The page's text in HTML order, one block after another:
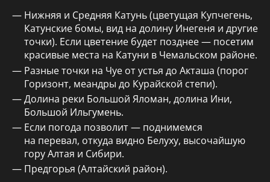
Нижняя и Средняя Катунь (цветущая Купчегень,
Катунские бомы, вид на долину Инегеня и другие
точки). Если цветение будет позднее — посетим
красивые места на Катуни в Чемальском районе.
Разные точки на Чуе от устья до Акташа (порог
Горизонт, меандры до Курайской степи).
Долина реки Большой Яломан, долина Ини,
Большой Ильгумень.
Если погода позволит — поднимемся
на перевал, откуда видно Белуху, высочайшую
гору Алтая и Сибири.
Предгорья (Алтайский район).